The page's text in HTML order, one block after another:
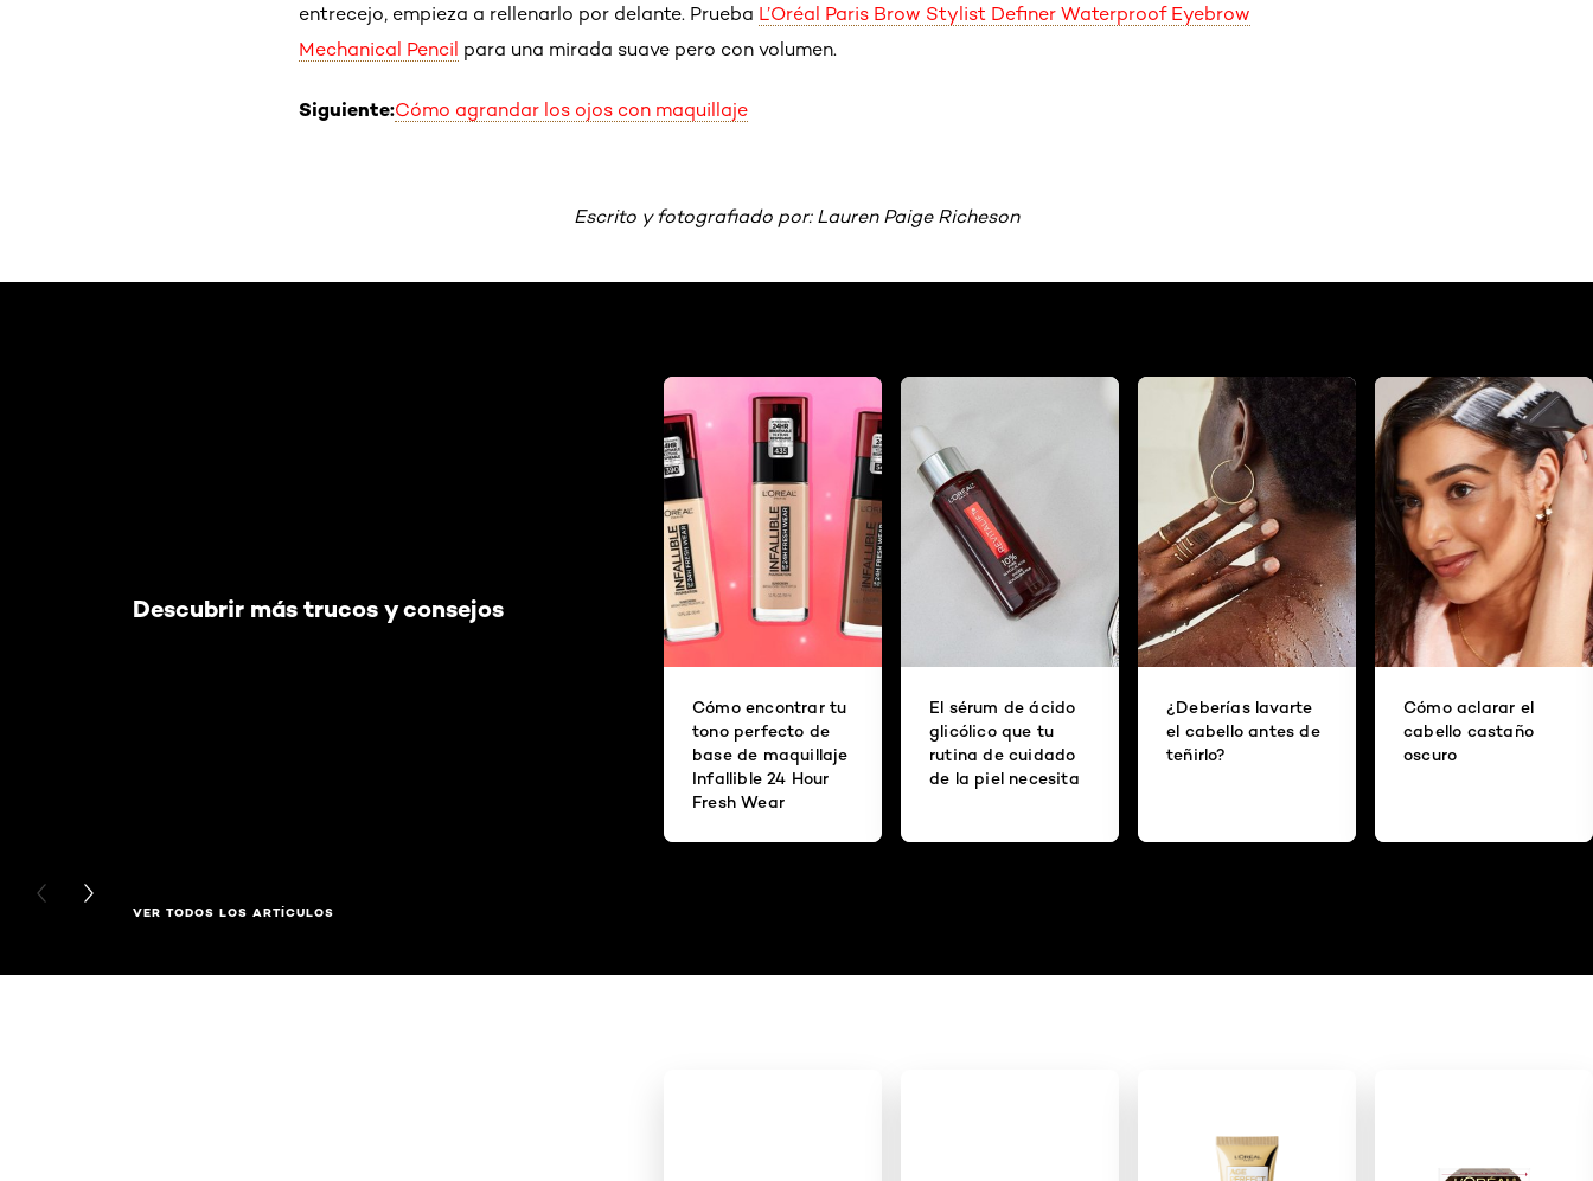
entrecejo, empieza a rellenarlo por delante. Prueba L’Oréal Paris Brow Stylist Definer Waterproof Eyebrow
Mechanical Pencil para una mirada suave pero con volumen.
Siguiente:Cómo agrandar los ojos con maquillaje
Escrito y fotografiado por: Lauren Paige Richeson
Descubrir más trucos y consejos
Cómo encontrar tu
tono perfecto de
base de maquillaje
Infallible 24 Hour
Fresh Wear
El sérum de ácido
glicólico que tu
rutina de cuidado
de la piel necesita
¿Deberías lavarte
el cabello antes de
teñirlo?
Cómo aclarar el
cabello castaño
oscuro
PREVIOUS CARD
NEXT CARD
VER TODOS LOS ARTÍCULOS